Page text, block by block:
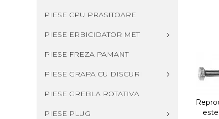
PIESE CPU PRASITOARE
PIESE ERBICIDATOR MET
PIESE FREZA PAMANT
PIESE GRAPA CU DISCURI
PIESE GREBLA ROTATIVA
PIESE PLUG